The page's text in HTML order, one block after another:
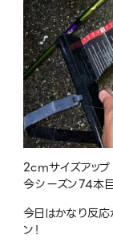
2cmサイズアップ
今シーズン74本目
今日はかなり反
ン！